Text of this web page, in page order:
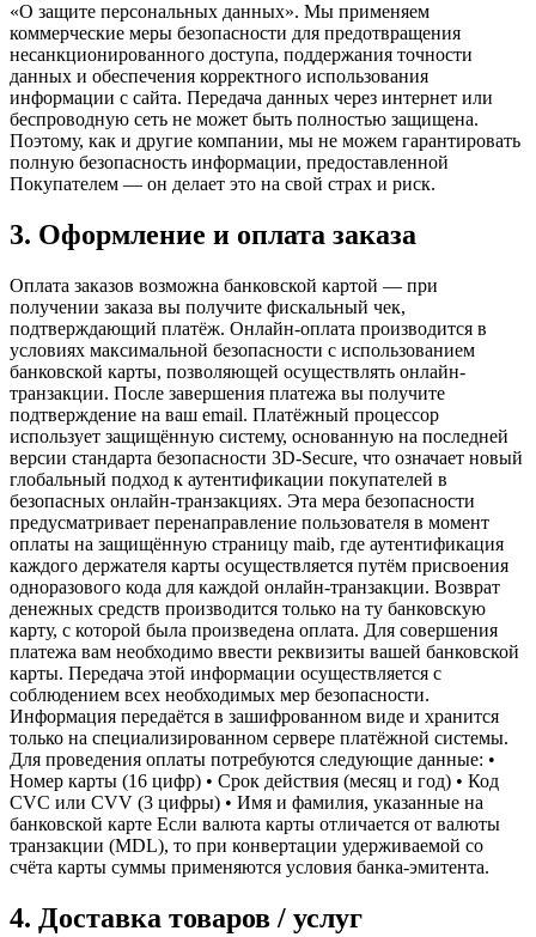
«О защите персональных данных». Мы применяем
коммерческие меры безопасности для предотвращения
несанкционированного доступа, поддержания точности
данных и обеспечения корректного использования
информации с сайта. Передача данных через интернет или
беспроводную сеть не может быть полностью защищена.
Поэтому, как и другие компании, мы не можем гарантировать
полную безопасность информации, предоставленной
Покупателем — он делает это на свой страх и риск.
3. Оформление и оплата заказа
Оплата заказов возможна банковской картой — при
получении заказа вы получите фискальный чек,
подтверждающий платёж. Онлайн-оплата производится в
условиях максимальной безопасности с использованием
банковской карты, позволяющей осуществлять онлайн-
транзакции. После завершения платежа вы получите
подтверждение на ваш email. Платёжный процессор
использует защищённую систему, основанную на последней
версии стандарта безопасности 3D-Secure, что означает новый
глобальный подход к аутентификации покупателей в
безопасных онлайн-транзакциях. Эта мера безопасности
предусматривает перенаправление пользователя в момент
оплаты на защищённую страницу maib, где аутентификация
каждого держателя карты осуществляется путём присвоения
одноразового кода для каждой онлайн-транзакции. Возврат
денежных средств производится только на ту банковскую
карту, с которой была произведена оплата. Для совершения
платежа вам необходимо ввести реквизиты вашей банковской
карты. Передача этой информации осуществляется с
соблюдением всех необходимых мер безопасности.
Информация передаётся в зашифрованном виде и хранится
только на специализированном сервере платёжной системы.
Для проведения оплаты потребуются следующие данные: •
Номер карты (16 цифр) • Срок действия (месяц и год) • Код
CVC или CVV (3 цифры) • Имя и фамилия, указанные на
банковской карте Если валюта карты отличается от валюты
транзакции (MDL), то при конвертации удерживаемой со
счёта карты суммы применяются условия банка-эмитента.
4. Доставка товаров / услуг